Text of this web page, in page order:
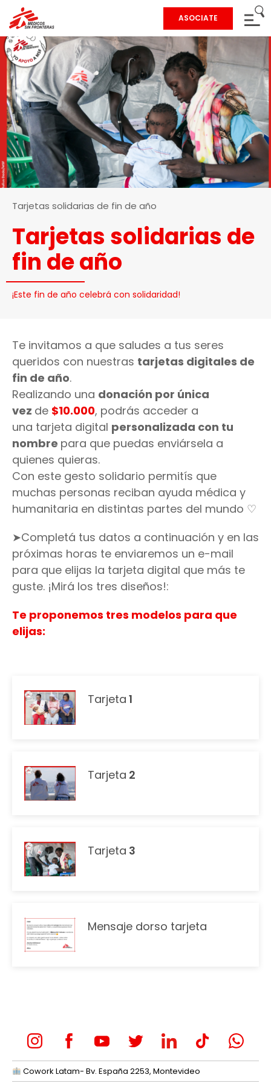
ASOCIATE
Tarjetas solidarias de fin de año
Tarjetas solidarias de
fin de año
¡Este fin de año celebrá con solidaridad!
Te invitamos a que saludes a tus seres
queridos con nuestras tarjetas digitales de
fin de año.
Realizando una donación por única
vez de $10.000, podrás acceder a
una tarjeta digital personalizada con tu
nombre para que puedas enviársela a
quienes quieras.
Con este gesto solidario permitís que
muchas personas reciban ayuda médica y
humanitaria en distintas partes del mundo ♡
➤Completá tus datos a continuación y en las
próximas horas te enviaremos un e-mail
para que elijas la tarjeta digital que más te
guste. ¡Mirá los tres diseños!:
Te proponemos tres modelos para que
elijas:
Tarjeta 1
Tarjeta 2
Tarjeta 3
Mensaje dorso tarjeta
Cowork Latam- Bv. España 2253, Montevideo